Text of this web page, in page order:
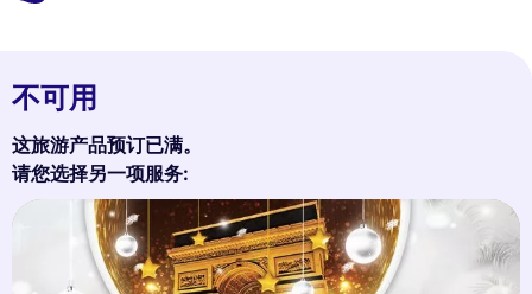
不可用
这旅游产品预订已满。
请您选择另一项服务: